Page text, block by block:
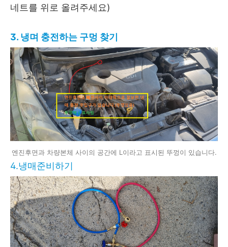
네트를 위로 올려주세요)
3. 냉며 충전하는 구멍 찾기
엔진후면과 차량본체 사이의 공간에 L이라고 표시된 뚜껑이 있습니다.
4.냉매준비하기